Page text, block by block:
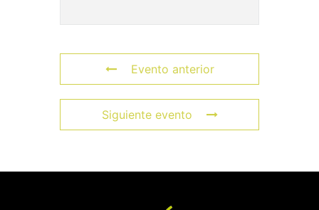
Evento anterior
Siguiente evento